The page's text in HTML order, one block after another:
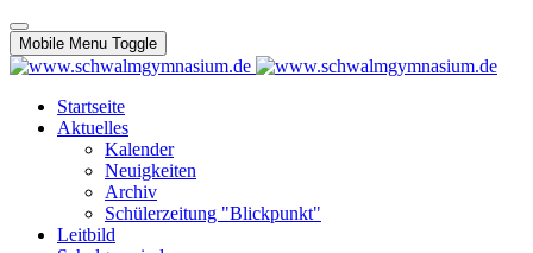
Mobile Menu Toggle
Startseite
Aktuelles
Kalender
Neuigkeiten
Archiv
Schülerzeitung "Blickpunkt"
Leitbild